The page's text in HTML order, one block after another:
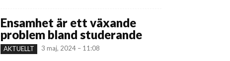
Ensamhet är ett växande
problem bland studerande
AKTUELLT 3 maj, 2024 – 11:08